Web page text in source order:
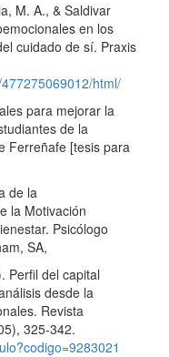
M. A., & Saldivar
en los
cuidado de sí. Praxis
html/
para mejorar la
de la
Ferreñafe [tesis para
de la
la Motivación
Psicólogo
SA,
Perfil del capital
desde la
Revista
325-342.